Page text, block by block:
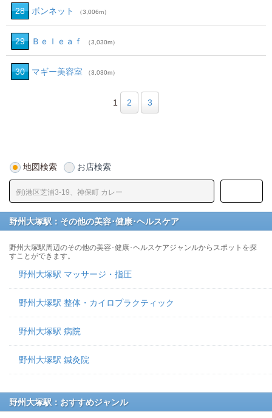
28 ボンネット （3,006m）
29 Ｂｅｌｅａｆ （3,030m）
30 マギー美容室 （3,030m）
1 2 3
地図検索 お店検索
野州大塚駅：その他の美容･健康･ヘルスケア
野州大塚駅周辺のその他の美容･健康･ヘルスケアジャンルからスポットを探
すことができます。
野州大塚駅 マッサージ・指圧
野州大塚駅 整体・カイロプラクティック
野州大塚駅 病院
野州大塚駅 鍼灸院
野州大塚駅：おすすめジャンル